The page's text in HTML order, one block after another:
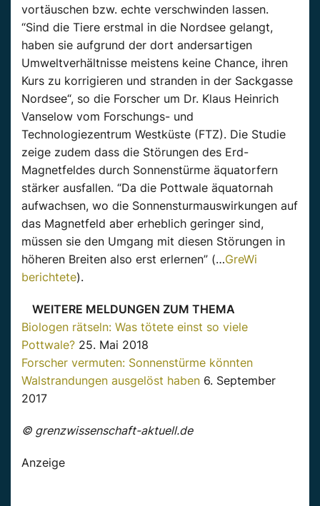
vortäuschen bzw. echte verschwinden lassen.
“Sind die Tiere erstmal in die Nordsee gelangt,
haben sie aufgrund der dort andersartigen
Umweltverhältnisse meistens keine Chance, ihren
Kurs zu korrigieren und stranden in der Sackgasse
Nordsee“, so die Forscher um Dr. Klaus Heinrich
Vanselow vom Forschungs- und
Technologiezentrum Westküste (FTZ). Die Studie
zeige zudem dass die Störungen des Erd-
Magnetfeldes durch Sonnenstürme äquatorfern
stärker ausfallen. “Da die Pottwale äquatornah
aufwachsen, wo die Sonnensturmauswirkungen auf
das Magnetfeld aber erheblich geringer sind,
müssen sie den Umgang mit diesen Störungen in
höheren Breiten also erst erlernen” (…GreWi
berichtete).
WEITERE MELDUNGEN ZUM THEMA
Biologen rätseln: Was tötete einst so viele
Pottwale? 25. Mai 2018
Forscher vermuten: Sonnenstürme könnten
Walstrandungen ausgelöst haben 6. September
2017
© grenzwissenschaft-aktuell.de
Anzeige